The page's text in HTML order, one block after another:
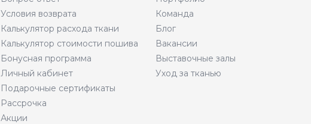
Условия возврата
Калькулятор расхода ткани
Калькулятор стоимости пошива
Бонусная программа
Личный кабинет
Подарочные сертификаты
Рассрочка
Акции
Команда
Блог
Вакансии
Выставочные залы
Уход за тканью